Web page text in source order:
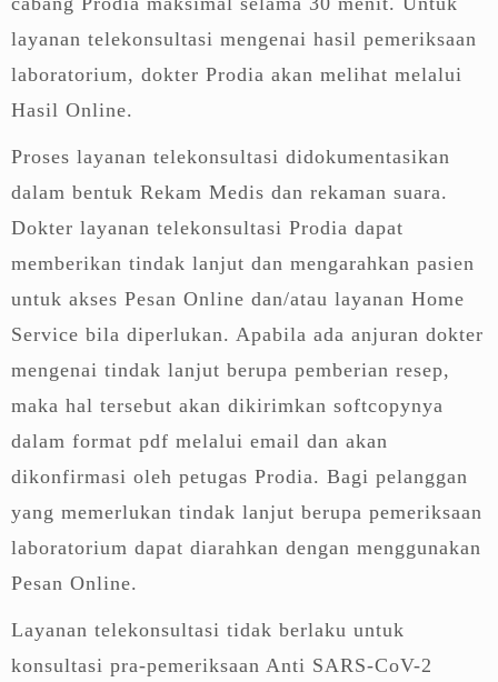
layanan telekonsultasi mengenai hasil pemeriksaan
laboratorium, dokter Prodia akan melihat melalui
Hasil Online.
Proses layanan telekonsultasi didokumentasikan
dalam bentuk Rekam Medis dan rekaman suara.
Dokter layanan telekonsultasi Prodia dapat
memberikan tindak lanjut dan mengarahkan pasien
untuk akses Pesan Online dan/atau layanan Home
Service bila diperlukan. Apabila ada anjuran dokter
mengenai tindak lanjut berupa pemberian resep,
maka hal tersebut akan dikirimkan softcopynya
dalam format pdf melalui email dan akan
dikonfirmasi oleh petugas Prodia. Bagi pelanggan
yang memerlukan tindak lanjut berupa pemeriksaan
laboratorium dapat diarahkan dengan menggunakan
Pesan Online.
Layanan telekonsultasi tidak berlaku untuk
konsultasi pra-pemeriksaan Anti SARS-CoV-2